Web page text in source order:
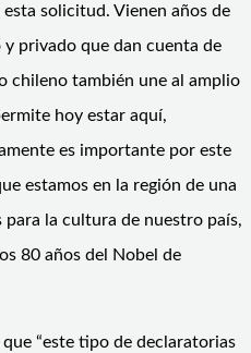
solicitud. Vienen años de
privado que dan cuenta de
chileno también une al amplio
hoy estar aquí,
es importante por este
estamos en la región de una
la cultura de nuestro país,
80 años del Nobel de
“este tipo de declaratorias